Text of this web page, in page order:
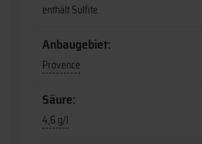
enthält Sulfite
Anbaugebiet:
Provence
Säure:
4,6 g/l